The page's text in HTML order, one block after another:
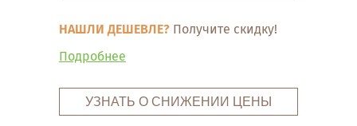
НАШЛИ ДЕШЕВЛЕ? Получите скидку!
Подробнее
УЗНАТЬ О СНИЖЕНИИ ЦЕНЫ